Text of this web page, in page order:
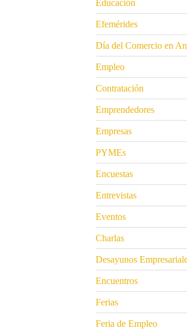
Educación
Efemérides
Día del Comercio en
Empleo
Contratación
Emprendedores
Empresas
PYMEs
Encuestas
Entrevistas
Eventos
Charlas
Desayunos
Encuentros
Ferias
Feria de Empleo